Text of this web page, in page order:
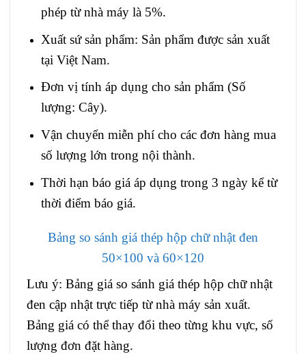
phép từ nhà máy là 5%.
Xuất sứ sản phẩm: Sản phẩm được sản xuất
tại Việt Nam.
Đơn vị tính áp dụng cho sản phẩm (Số
lượng: Cây).
Vận chuyển miễn phí cho các đơn hàng mua
số lượng lớn trong nội thành.
Thời hạn báo giá áp dụng trong 3 ngày kể từ
thời điểm báo giá.
Bảng so sánh giá thép hộp chữ nhật đen
50×100 và 60×120
Lưu ý: Bảng giá so sánh giá thép hộp chữ nhật
đen cập nhật trực tiếp từ nhà máy sản xuất.
Bảng giá có thể thay đổi theo từng khu vực, số
lượng đơn đặt hàng.